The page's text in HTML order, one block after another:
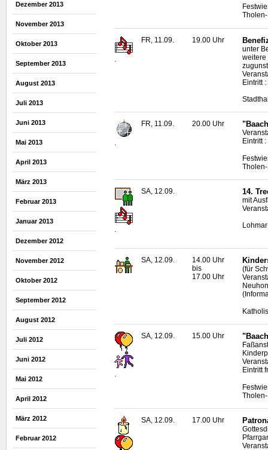
Dezember 2013
November 2013
Oktober 2013
September 2013
August 2013
Juli 2013
Juni 2013
Mai 2013
April 2013
März 2013
Februar 2013
Januar 2013
Dezember 2012
November 2012
Oktober 2012
September 2012
August 2012
Juli 2012
Juni 2012
Mai 2012
April 2012
März 2012
Februar 2012
.
FR, 11.09. 19.00 Uhr
unter
weitere
Eintritt
.
FR, 11.09. 20.00 Uhr
Eintritt
.
SA, 12.09. 14.
mit
SA, 12.09.
14.00 Uhr
bis
17.00 Uhr
(für
.
SA, 12.09. 15.00 Uhr
Eintritt
SA, 12.09. 17.00 Uhr